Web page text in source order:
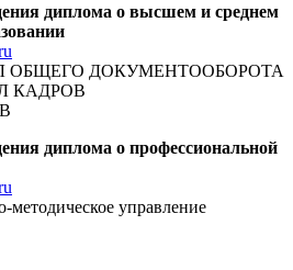
диплома о высшем и среднем
ОБЩЕГО ДОКУМЕНТООБОРОТА
КАДРОВ
диплома о профессиональной
методическое управление